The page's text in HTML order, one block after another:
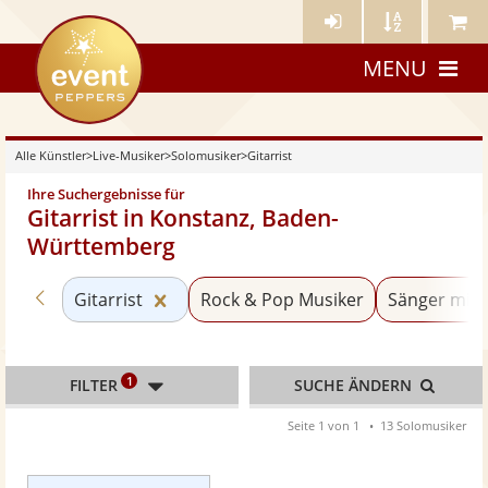
Künstler- Künstler Meine
eventpeppers
MENU
Alle Künstler>Live-Musiker>Solomusiker>Gitarrist
Ihre Suchergebnisse für
Gitarrist in Konstanz, Baden-
Württemberg
Zurück zu «Solomusiker»
Gitarrist Kategorie «Gitarrist» zurücksetzen
Rock & Pop Musiker Sänger mit
FILTER 1 SUCHE ÄNDERN
Seite 1 von 1 13 Solomusiker